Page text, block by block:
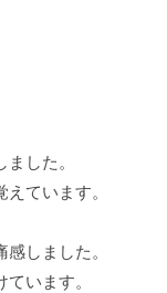
した。
ています。
しました。
います。